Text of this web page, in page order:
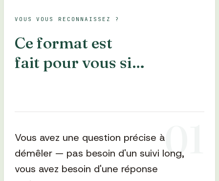
VOUS VOUS RECONNAISSEZ ?
Ce format est
fait pour vous si…
0
Vous avez une question précise à
démêler — pas besoin d'un suivi long,
vous avez besoin d'une réponse